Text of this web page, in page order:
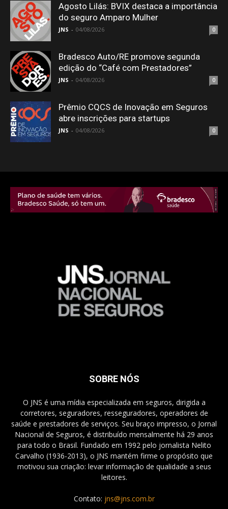
Agosto Lilás: BVIX destaca a importância
do seguro Amparo Mulher
JNS - 04/08/2026 0
Bradesco Auto/RE promove segunda
edição do “Café com Prestadores”
JNS - 04/08/2026 0
Prêmio CQCS de Inovação em Seguros
abre inscrições para startups
JNS - 04/08/2026 0
SOBRE NÓS
O JNS é uma mídia especializada em seguros, dirigida a
corretores, seguradores, resseguradores, operadores de
saúde e prestadores de serviços. Seu braço impresso, o Jornal
Nacional de Seguros, é distribuído mensalmente há 29 anos
para todo o Brasil. Fundado em 1992 pelo jornalista Nelito
Carvalho (1936-2013), o JNS mantém firme o propósito que
motivou sua criação: levar informação de qualidade a seus
leitores.
Contato: jns@jns.com.br